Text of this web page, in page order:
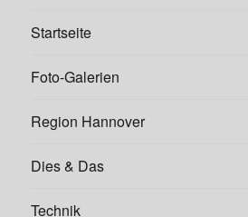
Startseite
Foto-Galerien
Region Hannover
Dies & Das
Technik